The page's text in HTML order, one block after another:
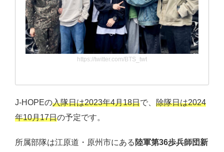
https://twitter.com/BTS_twt
J-HOPEの入隊日は2023年4月18日で、 除隊日は2024
年10月17日の予定です。
所属部隊は江原道・原州市にある 陸軍第36歩兵師団新